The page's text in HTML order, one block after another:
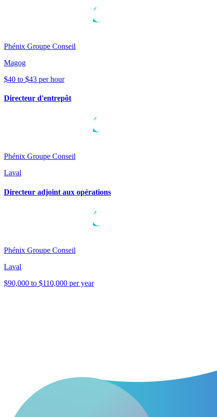
Phénix Groupe Conseil
Magog
$40 to $43 per hour
Directeur d'entrepôt
Phénix Groupe Conseil
Laval
Directeur adjoint aux opérations
Phénix Groupe Conseil
Laval
$90,000 to $110,000 per year